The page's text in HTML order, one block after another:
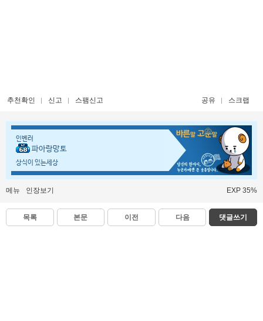
추천확인 신고 스팸신고 공유 스크랩
인벤러
파아랑망토
상식이 있는세상
메뉴 인장보기 EXP 35%
목록 본문 이전 다음 댓글쓰기